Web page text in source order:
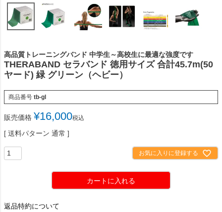
高品質トレーニングバンド 中学生～高校生に最適な強度です
THERABAND セラバンド 徳用サイズ 合計45.7m(50
ヤード) 緑 グリーン（ヘビー）
商品番号 tb-gl
販売価格 ¥16,000税込
送料パターン 通常
お気に入りに登録する
カートに入れる
返品特約について